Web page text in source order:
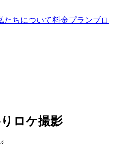
たちについて料金プランブロ
ロケ撮影